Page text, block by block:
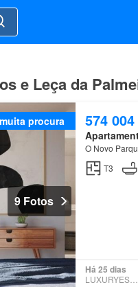
e Leça da
procura
9 Fotos
574
O Novo
T3
Há 25 dias
LUXURYESTATE